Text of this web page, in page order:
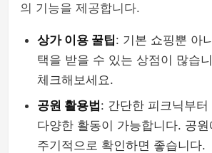
의 기능을 제공합니다.
상가 이용 꿀팁: 기본 쇼핑뿐 아
택을 받을 수 있는 상점이 많습
체크해보세요.
공원 활용법 : 간단한 피크닉부터
다양한 활동이 가능합니다. 공
주기적으로 확인하면 좋습니다.